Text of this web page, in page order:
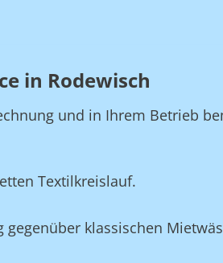
in Rodewisch
und in Ihrem Betrieb
Textilkreislauf.
klassischen